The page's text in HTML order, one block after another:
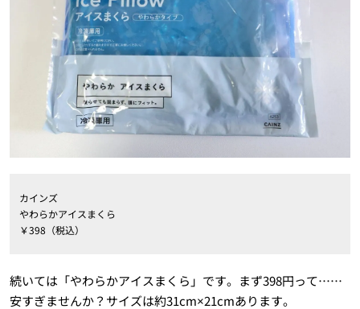
カインズ
やわらかアイスまくら
￥398（税込）
続いては「やわらかアイスまくら」です。まず398円って……
安すぎませんか？サイズは約31cm×21cmあります。